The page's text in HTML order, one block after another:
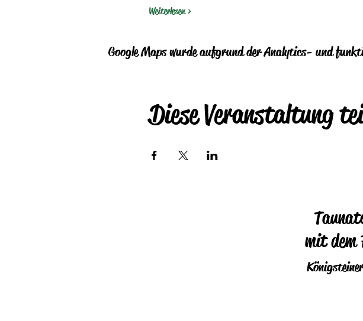
Weiterlesen >
Google Maps wurde aufgrund der Analytics- und
Diese Veranstaltung
mit dem